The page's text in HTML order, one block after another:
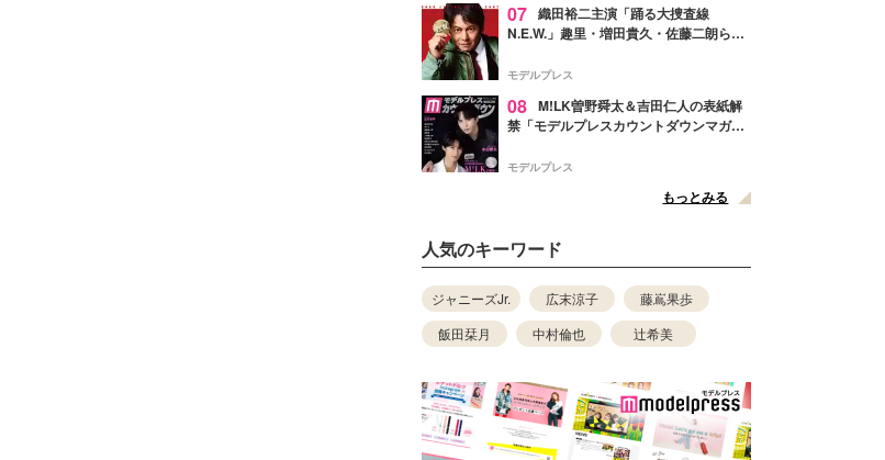
07 織田裕二主演「踊る大捜査線
N.E.W.」趣里・増田貴久・佐藤二朗ら新
徴する“謎のキーワード”も
モデルプレス
08 M!LK曽野舜太＆吉田仁人の表紙解
禁「モデルプレスカウントダウンマガジ
モデルプレス
もっとみる
人気のキーワード
ジャニーズJr. 広末涼子
藤嶌果歩
飯田栞月
中村倫也 辻希美